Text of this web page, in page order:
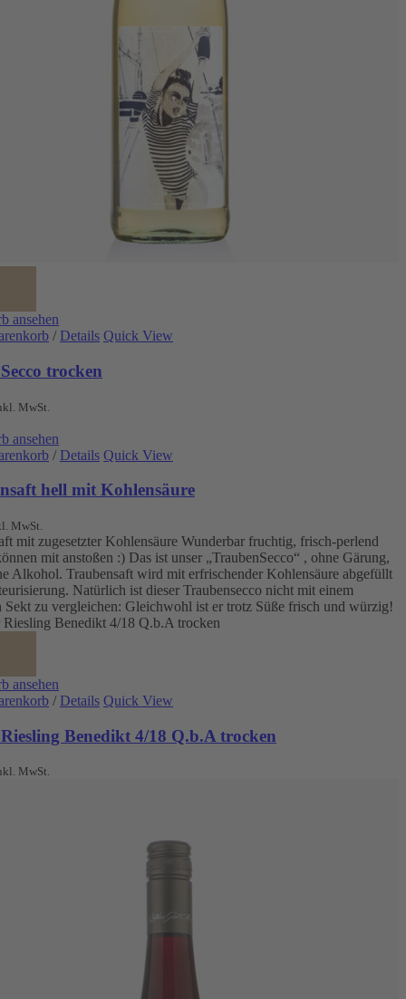
ansehen
/ Details Quick View
trocken
MwSt.
ansehen
/ Details Quick View
hell mit Kohlensäure
MwSt.
mit zugesetzter Kohlensäure Wunderbar fruchtig, frisch-perlend
mit anstoßen :) Das ist unser „TraubenSecco“ , ohne Gärung,
Alkohol. Traubensaft wird mit erfrischender Kohlensäure abgefüllt
Natürlich ist dieser Traubensecco nicht mit einem
Sekt zu vergleichen: Gleichwohl ist er trotz Süße frisch und würzig!
ansehen
/ Details Quick View
Benedikt 4/18 Q.b.A trocken
MwSt.